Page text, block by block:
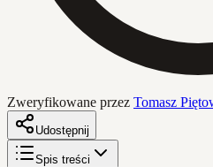
Zweryfikowane przez Tomasz
Udostępnij
Spis treści